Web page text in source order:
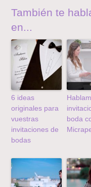
También te
en...
6 ideas
originales para
vuestras
invitaciones de
bodas
boda